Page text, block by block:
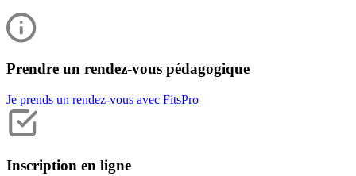
Prendre un rendez-vous pédagogique
Je prends un rendez-vous avec FitsPro
Inscription en ligne